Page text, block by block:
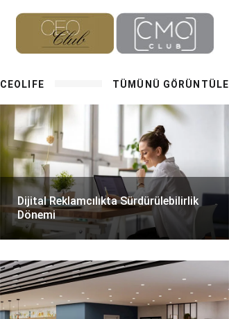
CEOLIFE TÜMÜNÜ GÖRÜNTÜLE
Dijital Reklamcılıkta Sürdürülebilirlik
Dönemi